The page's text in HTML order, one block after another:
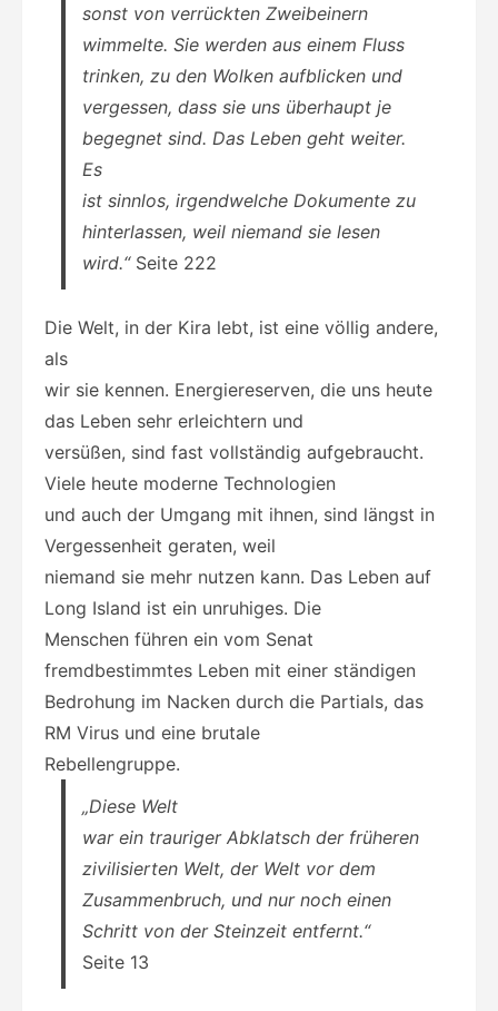
sonst von verrückten Zweibeinern
wimmelte. Sie werden aus einem Fluss
trinken, zu den Wolken aufblicken und
vergessen, dass sie uns überhaupt je
begegnet sind. Das Leben geht weiter.
Es
ist sinnlos, irgendwelche Dokumente zu
hinterlassen, weil niemand sie lesen
wird.“Seite 222
Die Welt, in der Kira lebt, ist eine völlig andere,
als
wir sie kennen. Energiereserven, die uns heute
das Leben sehr erleichtern und
versüßen, sind fast vollständig aufgebraucht.
Viele heute moderne Technologien
und auch der Umgang mit ihnen, sind längst in
Vergessenheit geraten, weil
niemand sie mehr nutzen kann. Das Leben auf
Long Island ist ein unruhiges. Die
Menschen führen ein vom Senat
fremdbestimmtes Leben mit einer ständigen
Bedrohung im Nacken durch die Partials, das
RM Virus und eine brutale
Rebellengruppe.
„Diese Welt
war ein trauriger Abklatsch der früheren
zivilisierten Welt, der Welt vor dem
Zusammenbruch, und nur noch einen
Schritt von der Steinzeit entfernt.“
Seite 13